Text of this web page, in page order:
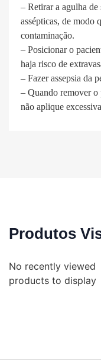
– Retirar a agulha de
assépticas, de modo
contaminação.
– Posicionar o
haja risco de
– Fazer assepsia da
– Quando remover o
não aplique
Produtos
No recently viewed
products to display